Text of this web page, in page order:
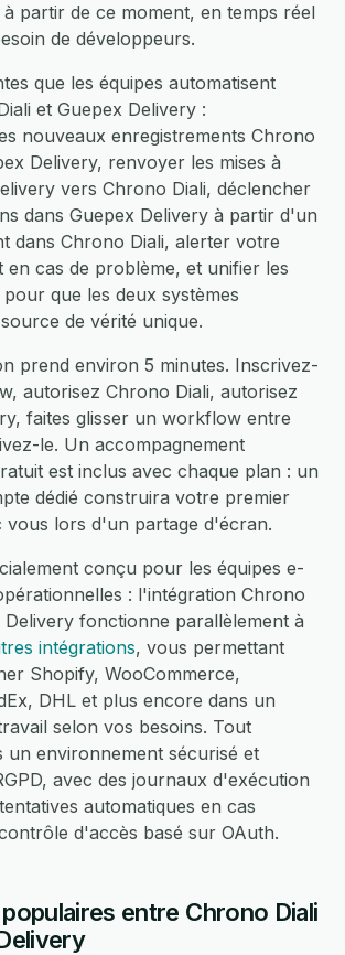
partir de ce moment, en temps réel
de développeurs.
que les équipes automatisent
et Guepex Delivery :
nouveaux enregistrements Chrono
Delivery, renvoyer les mises à
vers Chrono Diali, déclencher
dans Guepex Delivery à partir d'un
dans Chrono Diali, alerter votre
en cas de problème, et unifier les
que les deux systèmes
de vérité unique.
prend environ 5 minutes. Inscrivez-
autorisez Chrono Diali, autorisez
faites glisser un workflow entre
le. Un accompagnement
est inclus avec chaque plan : un
dédié construira votre premier
lors d'un partage d'écran.
conçu pour les équipes e-
: l'intégration Chrono
Delivery fonctionne parallèlement à
intégrations, vous permettant
Shopify, WooCommerce,
DHL et plus encore dans un
selon vos besoins. Tout
un environnement sécurisé et
avec des journaux d'exécution
automatiques en cas
d'accès basé sur OAuth.
entre Chrono Diali